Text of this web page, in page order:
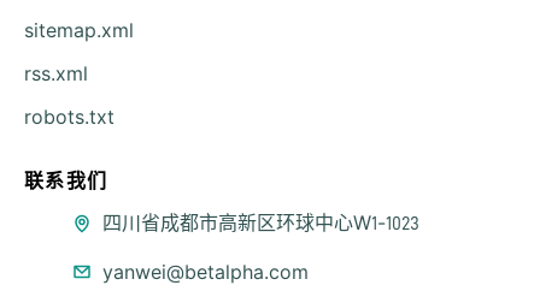
sitemap.xml
rss.xml
robots.txt
联系我们
公司地址
四川省成都市高新区环球中心W1-1023
联系邮箱
yanwei@betalpha.com